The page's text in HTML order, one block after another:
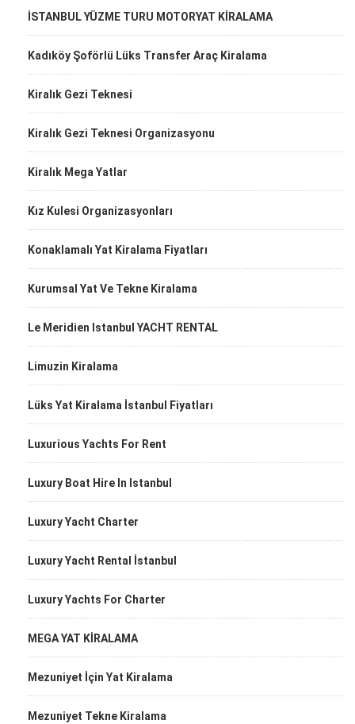
İSTANBUL YÜZME TURU MOTORYAT KİRALAMA
Kadıköy Şoförlü Lüks Transfer Araç Kiralama
Kiralık Gezi Teknesi
Kiralık Gezi Teknesi Organizasyonu
Kiralık Mega Yatlar
Kız Kulesi Organizasyonları
Konaklamalı Yat Kiralama Fiyatları
Kurumsal Yat Ve Tekne Kiralama
Le Meridien Istanbul YACHT RENTAL
Limuzin Kiralama
Lüks Yat Kiralama İstanbul Fiyatları
Luxurious Yachts For Rent
Luxury Boat Hire In Istanbul
Luxury Yacht Charter
Luxury Yacht Rental İstanbul
Luxury Yachts For Charter
MEGA YAT KİRALAMA
Mezuniyet İçin Yat Kiralama
Mezuniyet Tekne Kiralama